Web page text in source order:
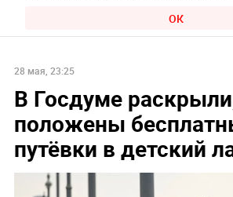
ОК
28 мая, 23:25
В Госдуме
положены
путёвки в детский